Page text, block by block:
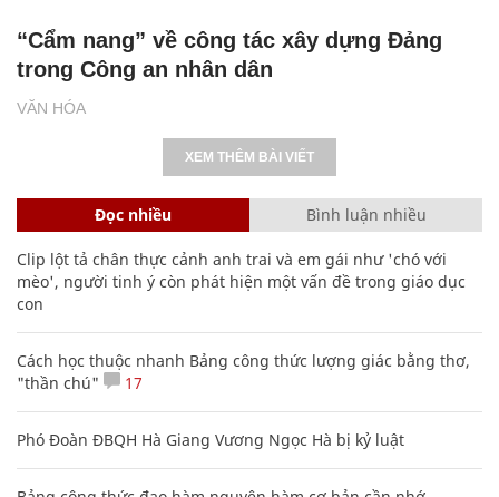
VĂN HÓA
“Cẩm nang” về công tác xây dựng Đảng
trong Công an nhân dân
XEM THÊM BÀI VIẾT
Đọc nhiều Bình luận nhiều
Clip lột tả chân thực cảnh anh trai và em gái như 'chó với
mèo', người tinh ý còn phát hiện một vấn đề trong giáo dục
con
Cách học thuộc nhanh Bảng công thức lượng giác bằng thơ,
"thần chú"
17
Phó Đoàn ĐBQH Hà Giang Vương Ngọc Hà bị kỷ luật